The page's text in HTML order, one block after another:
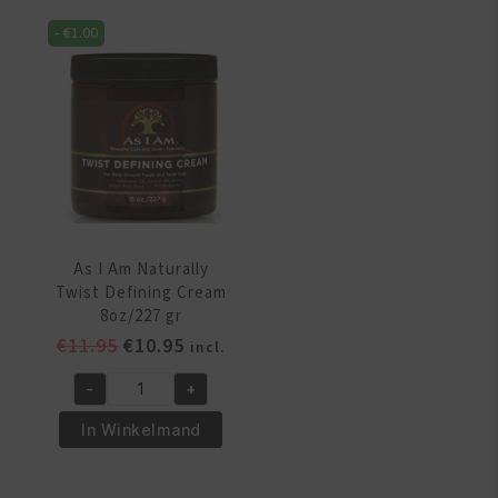
Smoothing
Gel
-€1.00
As I Am Naturally
Twist Defining Cream
8oz/227 gr
€11.95 Oorspronkelijke
was:
€11.95.
€10.95 Huidige
prijs
is:
€10.95.
incl.
As
Am
- +
In Winkelmand